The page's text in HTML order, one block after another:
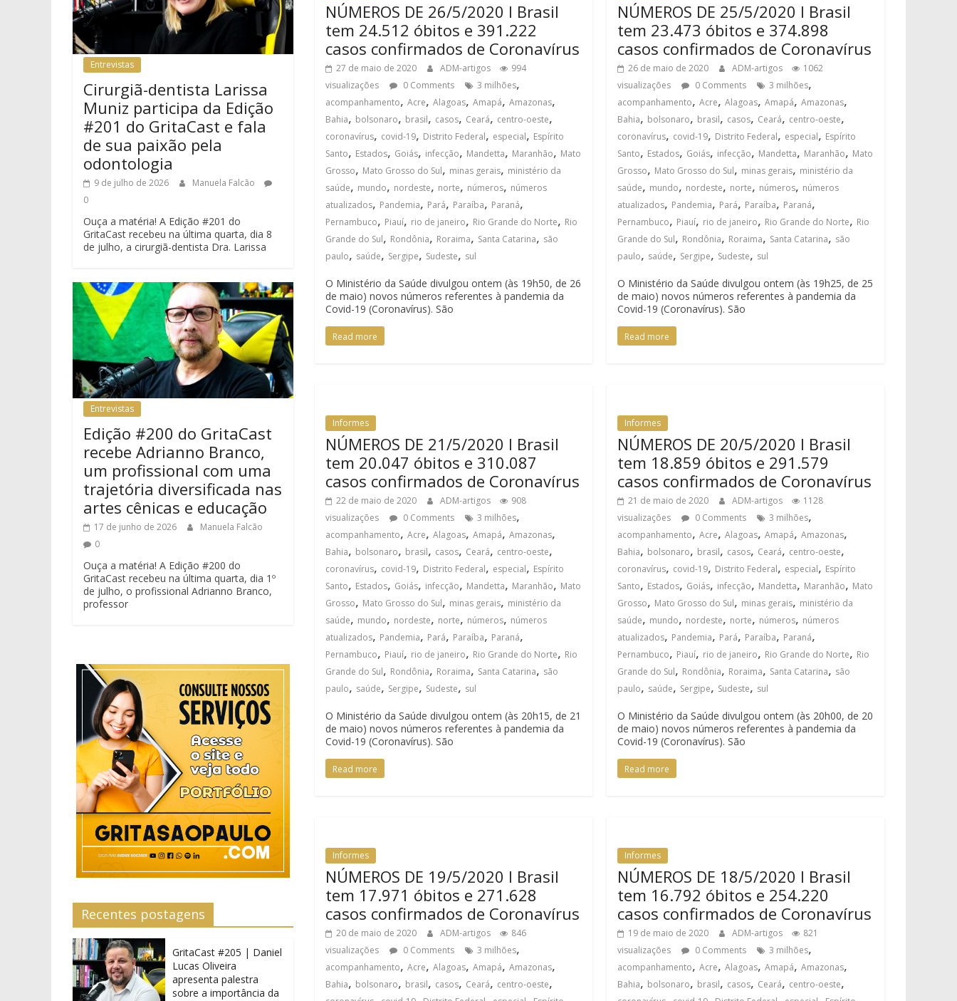
NÚMEROS DE 26/5/2020 I Brasil
tem 24.512 óbitos e 391.222
casos confirmados de Coronavírus
27 de maio de 2020 ADM-artigos
994
visualizações
0 Comments 3 milhões,
acompanhamento, Acre, Alagoas, Amapá, Amazonas,
Bahia, bolsonaro, brasil, casos, Ceará, centro-oeste,
coronavírus, covid-19, Distrito Federal, especial, Espírito
Santo, Estados, Goiás, infecção, Mandetta, Maranhão, Mato
Grosso, Mato Grosso do Sul, minas gerais, ministério da
saúde, mundo, nordeste, norte, números, números
atualizados, Pandemia, Pará, Paraíba, Paraná,
Pernambuco, Piauí, rio de janeiro, Rio Grande do Norte, Rio
Grande do Sul, Rondônia, Roraima, Santa Catarina, são
paulo, saúde, Sergipe, Sudeste, sul
O Ministério da Saúde divulgou ontem (às 19h50, de 26
de maio) novos números referentes à pandemia da
Covid-19 (Coronavírus). São
Read more
NÚMEROS DE 25/5/2020 I Brasil
tem 23.473 óbitos e 374.898
casos confirmados de Coronavírus
26 de maio de 2020 ADM-artigos
1062
visualizações
0 Comments 3 milhões,
acompanhamento,Acre,Alagoas,Amapá,Amazonas,
Bahia, bolsonaro, brasil, casos, Ceará, centro-oeste,
coronavírus, covid-19, Distrito Federal, especial, Espírito
Santo, Estados, Goiás, infecção, Mandetta, Maranhão, Mato
Grosso, Mato Grosso do Sul, minas gerais, ministério da
saúde, mundo, nordeste, norte, números, números
atualizados, Pandemia, Pará, Paraíba, Paraná,
Pernambuco, Piauí, rio de janeiro, Rio Grande do Norte, Rio
Grande do Sul, Rondônia, Roraima, Santa Catarina, são
paulo, saúde, Sergipe, Sudeste, sul
O Ministério da Saúde divulgou ontem (às 19h25, de 25
de maio) novos números referentes à pandemia da
Covid-19 (Coronavírus). São
Read more
Informes
NÚMEROS DE 21/5/2020 I Brasil
tem 20.047 óbitos e 310.087
casos confirmados de Coronavírus
22 de maio de 2020 ADM-artigos
908
visualizações
0 Comments 3 milhões,
acompanhamento, Acre, Alagoas, Amapá, Amazonas,
Bahia, bolsonaro, brasil, casos, Ceará, centro-oeste,
coronavírus, covid-19, Distrito Federal, especial, Espírito
Santo, Estados, Goiás, infecção, Mandetta, Maranhão, Mato
Grosso, Mato Grosso do Sul, minas gerais, ministério da
saúde, mundo, nordeste, norte, números, números
atualizados, Pandemia, Pará, Paraíba, Paraná,
Pernambuco, Piauí, rio de janeiro, Rio Grande do Norte, Rio
Grande do Sul, Rondônia, Roraima, Santa Catarina, são
paulo, saúde, Sergipe, Sudeste, sul
O Ministério da Saúde divulgou ontem (às 20h15, de 21
de maio) novos números referentes à pandemia da
Covid-19 (Coronavírus). São
Read more
Informes
NÚMEROS DE 20/5/2020 I Brasil
tem 18.859 óbitos e 291.579
casos confirmados de Coronavírus
21 de maio de 2020 ADM-artigos
1128
visualizações
0 Comments 3 milhões,
acompanhamento,Acre,Alagoas,Amapá,Amazonas,
Bahia, bolsonaro, brasil, casos, Ceará, centro-oeste,
coronavírus, covid-19, Distrito Federal, especial, Espírito
Santo, Estados, Goiás, infecção, Mandetta, Maranhão, Mato
Grosso, Mato Grosso do Sul, minas gerais, ministério da
saúde, mundo, nordeste, norte, números, números
atualizados, Pandemia, Pará, Paraíba, Paraná,
Pernambuco, Piauí, rio de janeiro, Rio Grande do Norte, Rio
Grande do Sul, Rondônia, Roraima, Santa Catarina, são
paulo, saúde, Sergipe, Sudeste, sul
O Ministério da Saúde divulgou ontem (às 20h00, de 20
de maio) novos números referentes à pandemia da
Covid-19 (Coronavírus). São
Read more
Informes
NÚMEROS DE 19/5/2020 I Brasil
tem 17.971 óbitos e 271.628
casos confirmados de Coronavírus
20 de maio de 2020 ADM-artigos
846
visualizações
0 Comments 3 milhões,
acompanhamento, Acre, Alagoas, Amapá, Amazonas,
Bahia, bolsonaro, brasil, casos, Ceará, centro-oeste,
Informes
NÚMEROS DE 18/5/2020 I Brasil
tem 16.792 óbitos e 254.220
casos confirmados de Coronavírus
19 de maio de 2020 ADM-artigos
821
visualizações
0 Comments 3 milhões,
acompanhamento,Acre,Alagoas,Amapá,Amazonas,
Bahia, bolsonaro, brasil, casos, Ceará, centro-oeste,
Entrevistas
Cirurgiã-dentista Larissa
Muniz participa da Edição
#201 do GritaCast e fala
de sua paixão pela
odontologia
9 de julho de 2026
Manuela Falcão
0
Ouça a matéria! A Edição #201 do
GritaCast recebeu na última quarta, dia 8
de julho, a cirurgiã-dentista Dra. Larissa
Entrevistas
Edição #200 do GritaCast
recebe Adrianno Branco,
um profissional com uma
trajetória diversificada nas
artes cênicas e educação
17 de junho de 2026
Manuela Falcão
0
Ouça a matéria! A Edição #200 do
GritaCast recebeu na última quarta, dia 1º
de julho, o profissional Adrianno Branco,
professor
Recentes postagens
GritaCast #205 | Daniel
Lucas Oliveira
apresenta palestra
sobre a importância da